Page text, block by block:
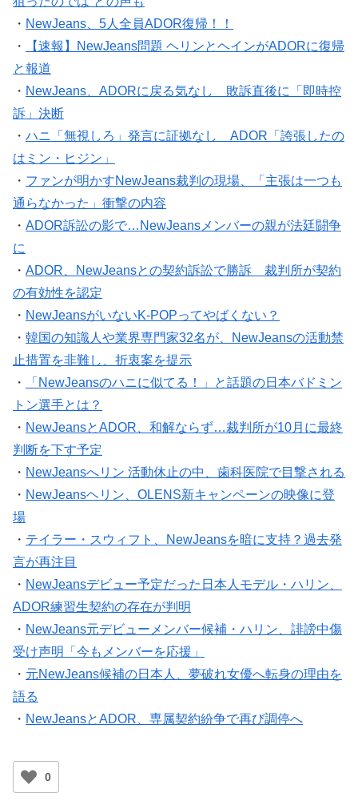
・ NewJeans、5人全員ADOR復帰！！
・
【速報】NewJeans問題 ヘリンとヘインがADORに復帰
と報道
・ NewJeans、ADORに戻る気なし 敗訴直後に「即時控
訴」決断
・ ハニ「無視しろ」発言に証拠なし ADOR「誇張したの
はミン・ヒジン」
・ ファンが明かすNewJeans裁判の現場、「主張は一つも
通らなかった」衝撃の内容
・ ADOR訴訟の影で…NewJeansメンバーの親が法廷闘争
に
・ ADOR、NewJeansとの契約訴訟で勝訴 裁判所が契約
の有効性を認定
・ NewJeansがいないK-POPってやばくない？
・ 韓国の知識人や業界専門家32名が、NewJeansの活動禁
止措置を非難し、折衷案を提示
・
「NewJeansのハニに似てる！」と話題の日本バドミン
トン選手とは？
・ NewJeansとADOR、和解ならず…裁判所が10月に最終
判断を下す予定
・ NewJeansへリン 活動休止の中、歯科医院で目撃される
・ NewJeansヘリン、OLENS新キャンペーンの映像に登
場
・ テイラー・スウィフト、NewJeansを暗に支持？過去発
言が再注目
・ NewJeansデビュー予定だった日本人モデル・ハリン、
ADOR練習生契約の存在が判明
・ NewJeans元デビューメンバー候補・ハリン、誹謗中傷
受け声明「今もメンバーを応援」
・ 元NewJeans候補の日本人、夢破れ女優へ転身の理由を
語る
・ NewJeansとADOR、専属契約紛争で再び調停へ
0